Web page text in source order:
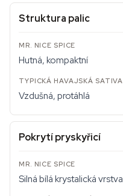
Struktura palic
Hutná, kompaktní
Vzdušná, protáhlá
Pokrytí pryskyřicí
Silná bílá krystalická vrstva